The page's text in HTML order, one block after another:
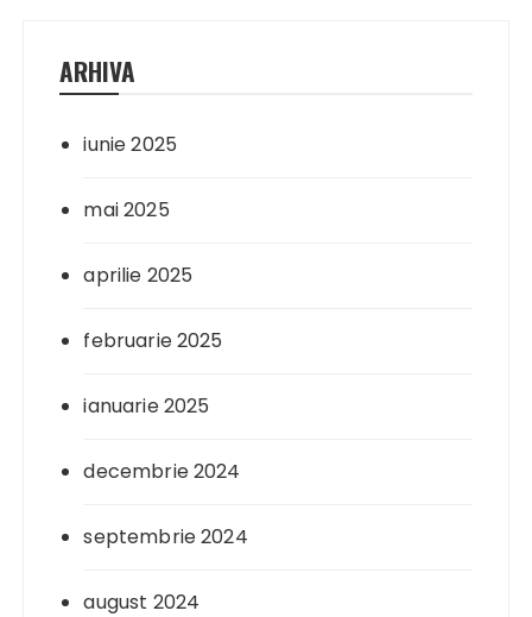
ARHIVA
iunie 2025
mai 2025
aprilie 2025
februarie 2025
ianuarie 2025
decembrie 2024
septembrie 2024
august 2024